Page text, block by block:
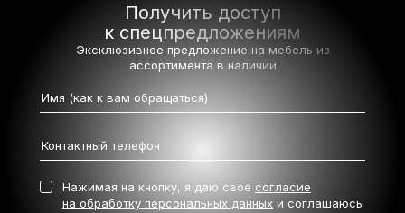
Получить доступ
к спецпредложениям
Эксклюзивное предложение на мебель из
ассортимента в наличии
Нажимая на кнопку, я даю свое согласие
на обработку персональных данных и соглашаюсь